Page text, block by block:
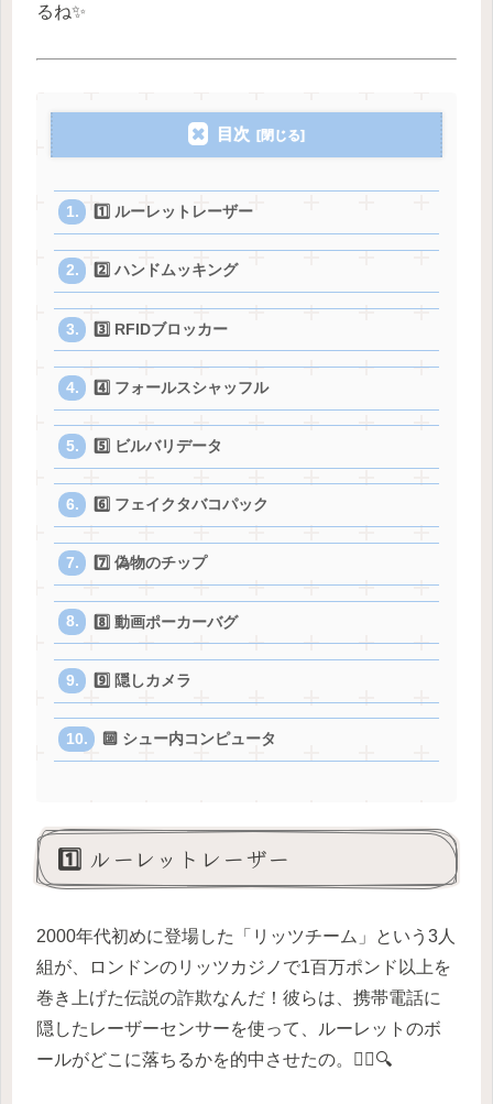
るね✨
目次
1️⃣ ルーレットレーザー
2️⃣ ハンドムッキング
3️⃣ RFIDブロッカー
4️⃣ フォールスシャッフル
5️⃣ ビルバリデータ
6️⃣ フェイクタバコパック
7️⃣ 偽物のチップ
8️⃣ 動画ポーカーバグ
9️⃣ 隠しカメラ
🔟 シュー内コンピュータ
1️⃣ ルーレットレーザー
2000年代初めに登場した「リッツチーム」という3人
組が、ロンドンのリッツカジノで1百万ポンド以上を
巻き上げた伝説の詐欺なんだ！彼らは、携帯電話に
隠したレーザーセンサーを使って、ルーレットのボ
ールがどこに落ちるかを的中させたの。🕵️‍♂️🔍